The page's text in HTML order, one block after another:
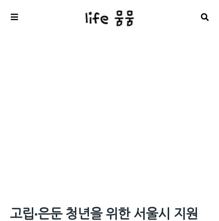
고립·은둔 청년을 위한 서울시 지원